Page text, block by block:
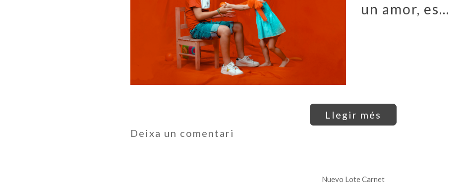
un amor, es...
Llegir més
Deixa un comentari
Nuevo Lote Carnet